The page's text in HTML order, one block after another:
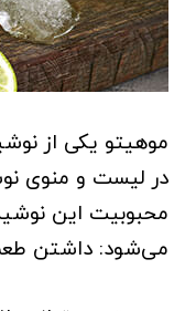
موهیتو یکی از
در لیست و منوی
محبوبیت این
می‌شود: داشتن